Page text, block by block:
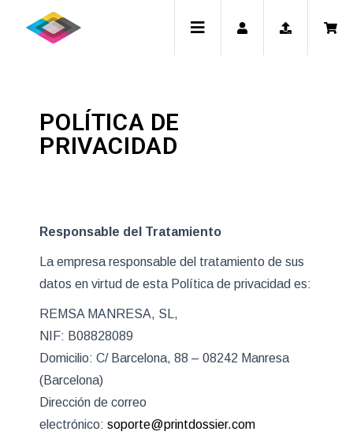
POLÍTICA DE
PRIVACIDAD
Responsable del Tratamiento
La empresa responsable del tratamiento de sus
datos en virtud de esta Política de privacidad es:
REMSA MANRESA, SL,
NIF: B08828089
Domicilio: C/ Barcelona, 88 – 08242 Manresa
(Barcelona)
Dirección de correo
electrónico:soporte@printdossier.com